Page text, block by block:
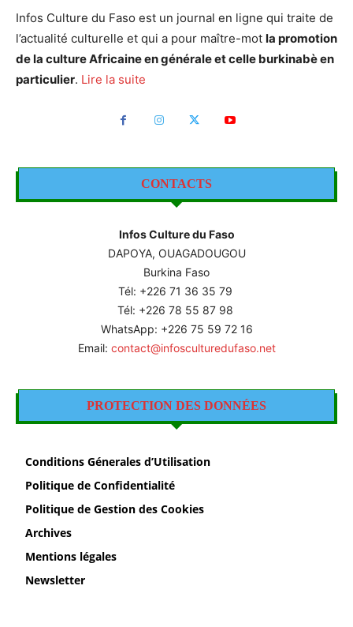
Infos Culture du Faso est un journal en ligne qui traite de
l’actualité culturelle et qui a pour maître-mot la promotion
de la culture Africaine en générale et celle burkinabè en
particulier. Lire la suite
CONTACTS
Infos Culture du Faso
DAPOYA, OUAGADOUGOU
Burkina Faso
Tél: +226 71 36 35 79
Tél: +226 78 55 87 98
WhatsApp: +226 75 59 72 16
Email: contact@infosculturedufaso.net
PROTECTION DES DONNÉES
Conditions Génerales d’Utilisation
Politique de Confidentialité
Politique de Gestion des Cookies
Archives
Mentions légales
Newsletter